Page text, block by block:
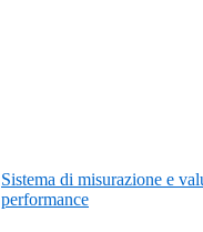
Sistema di misurazione e
performance